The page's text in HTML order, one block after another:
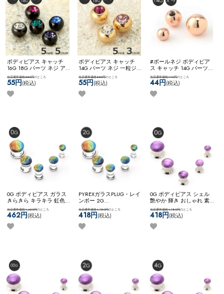
ボディピアス キャッチ
16G 18G パーツ ネジ アレ
ンジ カスタム コーディネ
ート ブラック 黒 ネコポ
スOK一粒ジュエルネジ
当店通常価格550円のところ
55円(税込)
ボディピアス キャッチ
14G パーツ ネジ 一粒ジュ
エル ボールネジ アレンジ
カスタム ステンレス ネコ
ポスOK一粒ジュエルネジ
当店通常価格550円のところ
55円(税込)
#ボールネジ ボディピア
ス キャッチ 14G パーツ
ネジ式 軟骨ピアス カスタ
マイズ アレンジ ステンレ
ス ネコポスOK
アボールネジ (ローズゴー
当店通常価格440円のところ
44円(税込)
0G ボディピアス ガラス
きらきら キラキラ 虹色
艶やか 輝き おしゃれ 素
敵 大人っぽい きれい シ
ンプル ネコポスOK
PYREXガラスPLUG (レイ
当店通常価格4,620円のところ
462円(税込)
PYREXガラスPLUG・レイ
ンボー 2G
ネコポスOK[ 2G ] PYREX
ガラスPLUG (レインボー)
当店通常価格4,180円のところ
418円(税込)
0G ボディピアス シェル
艶やか 輝き おしゃれ 素
敵 大人っぽい きれい シ
ンプル ステンレス ネコポ
スOK[ 0G ] マザーオブパ
ールPLUG (パープル)
当店通常価格4,180円のところ
418円(税込)